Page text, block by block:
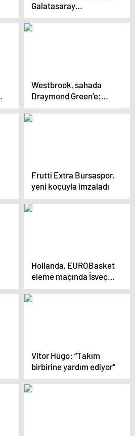
Galatasaray
cephesinden Mauro
Icardi’nin iptal edilen
Westbrook, sahada
Draymond Green’e:
“Daha şut
atamıyorsun!”
Frutti Extra Bursaspor,
yeni koçuyla imzaladı
Hollanda, EUROBasket
eleme maçında İsveç’i
devirdi
Vitor Hugo: “Takım
birbirine yardım ediyor”